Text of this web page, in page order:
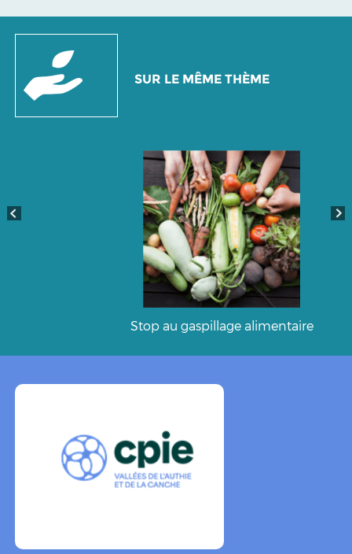
SUR LE MÊME THÈME
Stop au gaspillage alimentaire